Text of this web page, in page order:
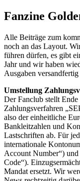
Fanzine
Alle Beiträge zum
noch an das Layout.
führen dürfen, es gibt
Jahr und wir haben
Ausgaben
Umstellung
Der Fanclub stellt Ende
Zahlungsverfahren
also der einheitliche
Bankleitzahlen und
Lastschriften ab. Für
internationale
Account Number“)
Code“).
Mandat ersetzt. Wir